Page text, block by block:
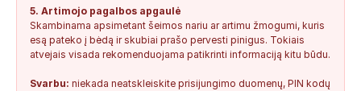
5. Artimojo pagalbos apgaulė
Skambinama apsimetant šeimos nariu ar artimu žmogumi, kuris
esą pateko į bėdą ir skubiai prašo pervesti pinigus. Tokiais
atvejais visada rekomenduojama patikrinti informaciją kitu būdu.
Svarbu: niekada neatskleiskite prisijungimo duomenų, PIN kodų